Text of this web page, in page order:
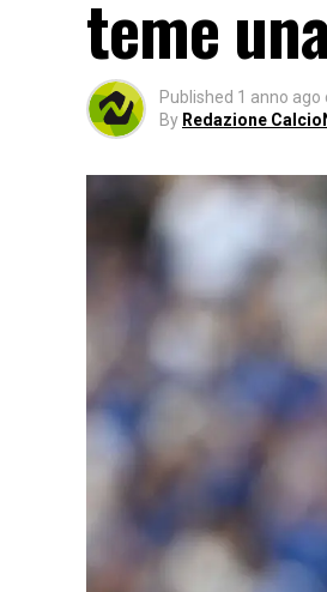
teme
Published 1 anno ago
By Redazione